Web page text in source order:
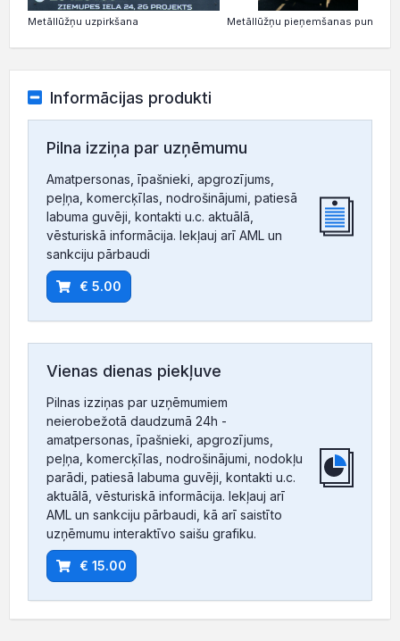
Metāllūžņu uzpirkšana Metāllūžņu pieņemšanas punkts
Informācijas produkti
Pilna izziņa par uzņēmumu
Amatpersonas, īpašnieki, apgrozījums,
peļņa, komercķīlas, nodrošinājumi, patiesā
labuma guvēji, kontakti u.c. aktuālā,
vēsturiskā informācija. Iekļauj arī AML un
sankciju pārbaudi
€ 5.00
Vienas dienas piekļuve
Pilnas izziņas par uzņēmumiem
neierobežotā daudzumā 24h -
amatpersonas, īpašnieki, apgrozījums,
peļņa, komercķīlas, nodrošinājumi, nodokļu
parādi, patiesā labuma guvēji, kontakti u.c.
aktuālā, vēsturiskā informācija. Iekļauj arī
AML un sankciju pārbaudi, kā arī saistīto
uzņēmumu interaktīvo saišu grafiku.
€ 15.00